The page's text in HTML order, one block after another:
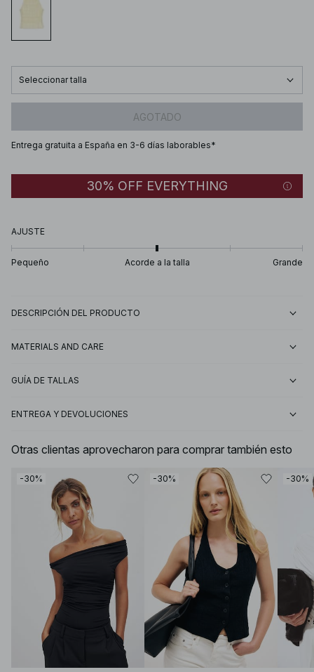
Seleccionar talla
AGOTADO
Entrega gratuita a España en 3-6 días laborables*
30% OFF EVERYTHING
AJUSTE
Pequeño Acorde a la talla Grande
DESCRIPCIÓN DEL PRODUCTO
MATERIALS AND CARE
GUÍA DE TALLAS
ENTREGA Y DEVOLUCIONES
Otras clientas aprovecharon para comprar también esto
-30% -30% -30%